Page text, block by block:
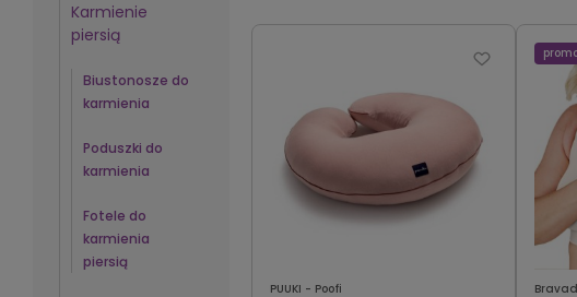
Karmienie
piersią
Biustonosze do
karmienia
Poduszki do
karmienia
Fotele do
karmienia
piersią
PUUKI - Poofi